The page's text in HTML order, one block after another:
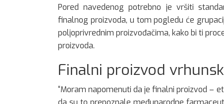
Pored navedenog potrebno je vršiti
finalnog proizvoda, u tom pogledu će
poljoprivrednim proizvođačima, kako bi ti
proizvoda.
Finalni proizvod
“Moram napomenuti da je finalni proizvod –